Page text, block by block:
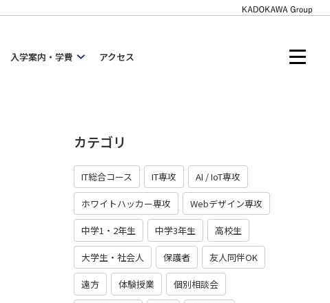
入学案内・学費 アクセス
カテゴリ
IT総合コース IT専攻 AI / IoT専攻
ホワイトハッカー専攻 Webデザイン専攻
中学1・2年生 中学3年生 高校生
大学生・社会人 保護者 友人同伴OK
遠方 体験授業 個別相談会